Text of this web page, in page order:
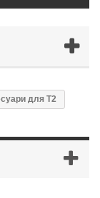
для Т2